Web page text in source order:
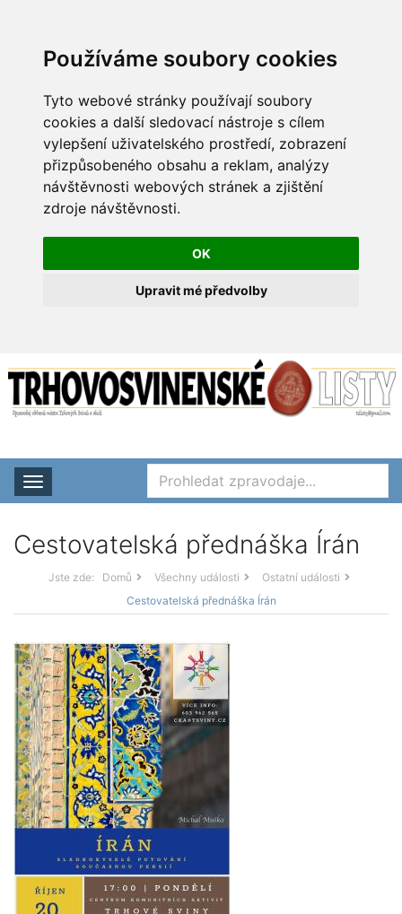
Používáme soubory cookies
Tyto webové stránky používají soubory
cookies a další sledovací nástroje s cílem
vylepšení uživatelského prostředí, zobrazení
přizpůsobeného obsahu a reklam, analýzy
návštěvnosti webových stránek a zjištění
zdroje návštěvnosti.
OK
Upravit mé předvolby
Rozbalit nabídku
Cestovatelská přednáška Írán
Jste zde: Domů Všechny události
Ostatní události
Cestovatelská přednáška Írán